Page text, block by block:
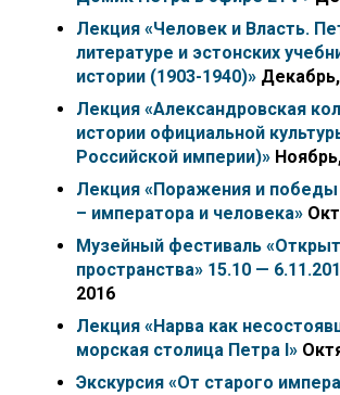
Лекция «Человек и Власть.
литературе и эстонских
истории (1903-1940)»
Лекция «Александровская
истории официальной
Российской империи)»
Лекция «Поражения и победы
– императора и человека»
Музейный фестиваль
пространства» 15.10 —
2016
Лекция «Нарва как
морская столица Петра I»
Экскурсия «От старого